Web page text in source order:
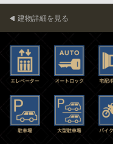
建物詳細を見る